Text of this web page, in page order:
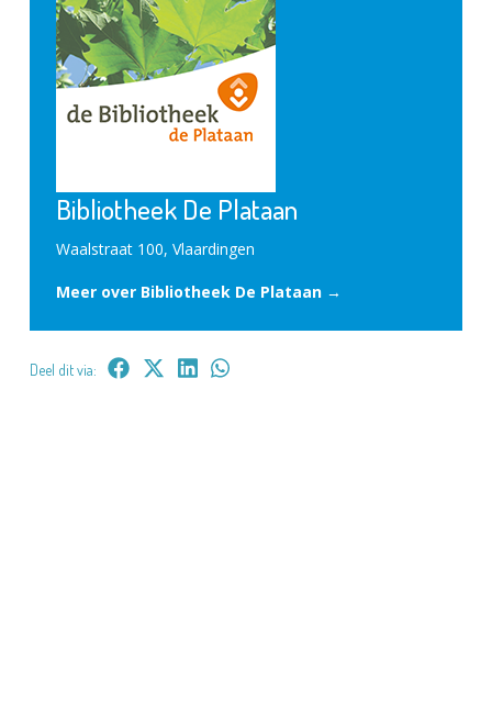
Bibliotheek De Plataan
Waalstraat 100, Vlaardingen
Meer over Bibliotheek De Plataan →
Deel dit via: